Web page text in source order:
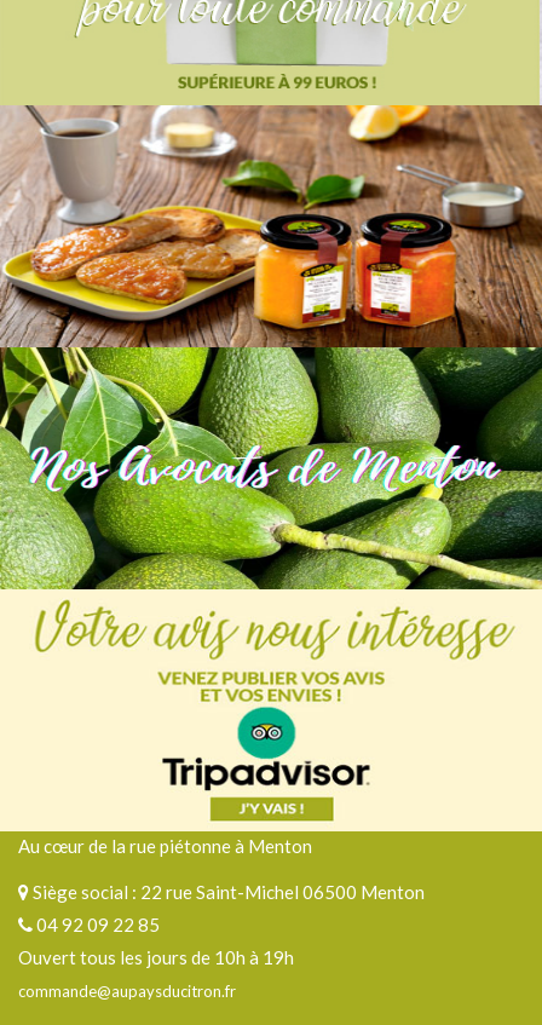
Au cœur de la rue piétonne à Menton
Siège social : 22 rue Saint-Michel 06500 Menton
04 92 09 22 85
Ouvert tous les jours de 10h à 19h
commande@aupaysducitron.fr